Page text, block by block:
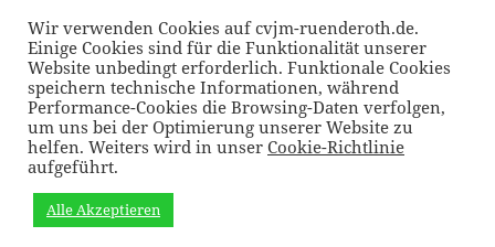
am
Beitragsnavigation
VORHERIGER
Vorheriger
Beitrag:
#AK2023-Türchen13: Vivien
NÄCHSTER
Nächster
Beitrag:
Weihnachts Kom’ma 23 – Die Fotos
Datenschutzrichtlinie
Wir verwenden Cookies auf cvjm-ruenderoth.de.
Einige Cookies sind für die Funktionalität unserer
Website unbedingt erforderlich. Funktionale Cookies
speichern technische Informationen, während
Performance-Cookies die Browsing-Daten verfolgen,
um uns bei der Optimierung unserer Website zu
helfen. Weiters wird in unser Cookie-Richtlinie
aufgeführt.
Alle Akzeptieren